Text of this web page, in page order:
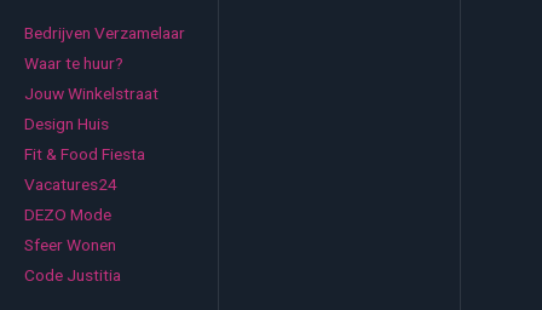
Bedrijven Verzamelaar
Waar te huur?
Jouw Winkelstraat
Design Huis
Fit & Food Fiesta
Vacatures24
DEZO Mode
Sfeer Wonen
Code Justitia